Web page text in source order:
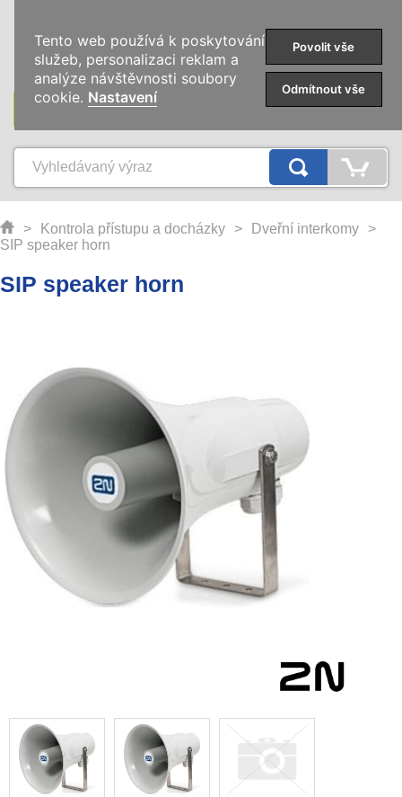
KATEGORIE
> Kontrola přístupu a docházky > Dveřní interkomy
>
SIP speaker horn
SIP speaker horn
Tento web používá k poskytování
služeb, personalizaci reklam a
analýze návštěvnosti soubory
cookie. Nastavení
Povolit vše
Odmítnout vše